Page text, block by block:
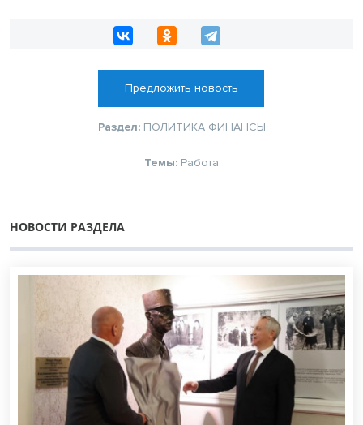
Предложить новость
Раздел: ПОЛИТИКА ФИНАНСЫ
Темы: Работа
НОВОСТИ РАЗДЕЛА